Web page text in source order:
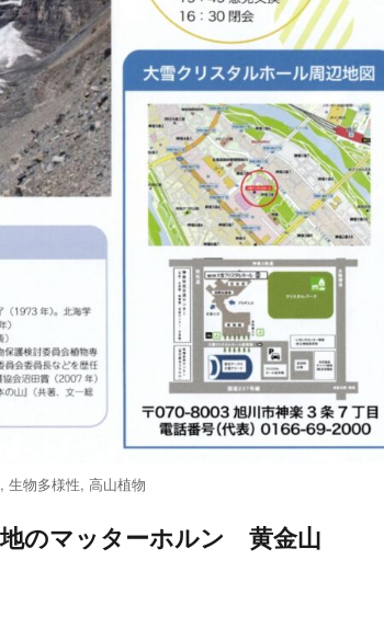
,生物多様性,高山植物
地のマッターホルン 黄金山